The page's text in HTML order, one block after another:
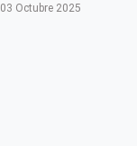
03 Octubre 2025